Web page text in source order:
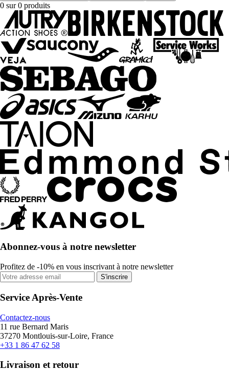
0 sur 0 produits
Abonnez-vous à notre newsletter
Profitez de -10% en vous inscrivant à notre newsletter
S'inscrire
Service Après-Vente
Contactez-nous
11 rue Bernard Maris
37270 Montlouis-sur-Loire, France
+33 1 86 47 62 58
Livraison et retour